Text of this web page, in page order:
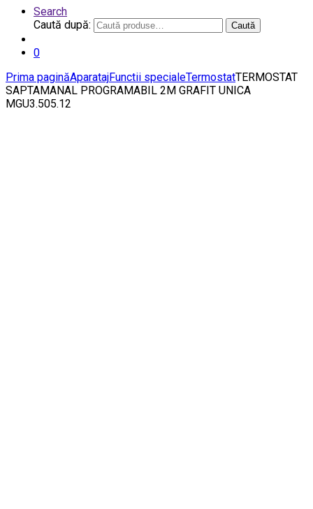
Search
Caută după:
Caută
0
Prima paginăAparatajFunctii specialeTermostatTERMOSTAT
SAPTAMANAL PROGRAMABIL 2M GRAFIT UNICA
MGU3.505.12